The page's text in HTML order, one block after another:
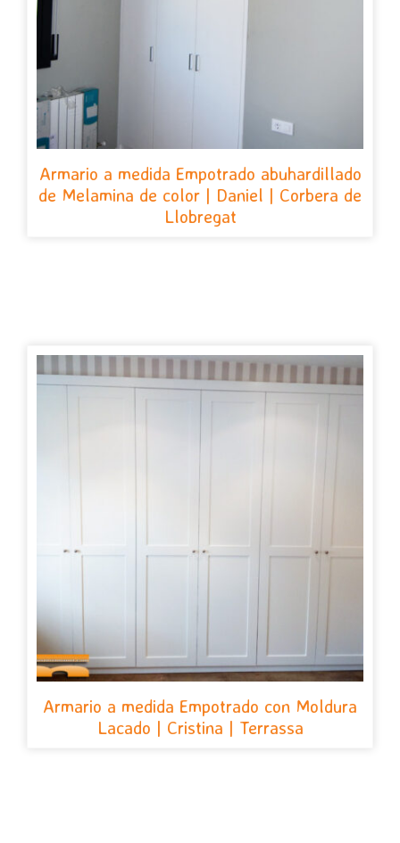
Armario a medida Empotrado abuhardillado
de Melamina de color | Daniel | Corbera de
Llobregat
Armario a medida Empotrado con Moldura
Lacado | Cristina | Terrassa